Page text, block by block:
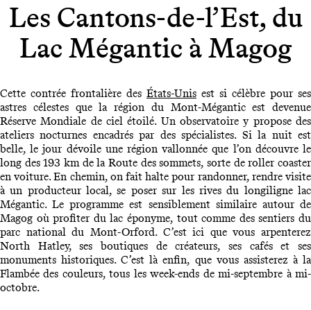
Les Cantons-de-l’Est, du
Lac Mégantic à Magog
Cette contrée frontalière des États-Unis est si célèbre pour ses
astres célestes que la région du Mont-Mégantic est devenue
Réserve Mondiale de ciel étoilé. Un observatoire y propose des
ateliers nocturnes encadrés par des spécialistes. Si la nuit est
belle, le jour dévoile une région vallonnée que l’on découvre le
long des 193 km de la Route des sommets, sorte de roller coaster
en voiture. En chemin, on fait halte pour randonner, rendre visite
à un producteur local, se poser sur les rives du longiligne lac
Mégantic. Le programme est sensiblement similaire autour de
Magog où profiter du lac éponyme, tout comme des sentiers du
parc national du Mont-Orford. C’est ici que vous arpenterez
North Hatley, ses boutiques de créateurs, ses cafés et ses
monuments historiques. C’est là enfin, que vous assisterez à la
Flambée des couleurs, tous les week-ends de mi-septembre à mi-
octobre.